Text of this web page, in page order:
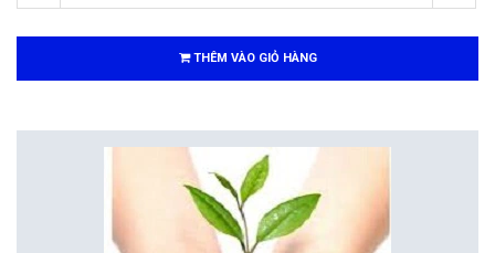
THÊM VÀO GIỎ HÀNG